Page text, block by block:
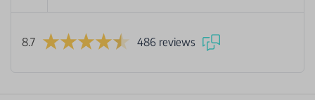
8.7 486 reviews